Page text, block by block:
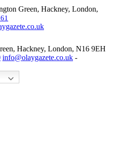
Green, Hackney, London,
Hackney, London, N16 9EH
info@olaygazete.co.uk -